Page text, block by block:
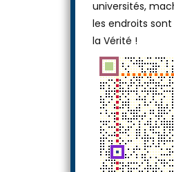
vous semble…
métros, bus,
universités,
les endroits
la Vérité !